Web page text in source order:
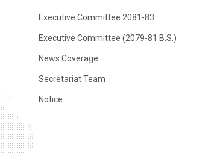
Executive Committee 2081-83
Executive Committee (2079-81 B.S.)
News Coverage
Secretariat Team
Notice